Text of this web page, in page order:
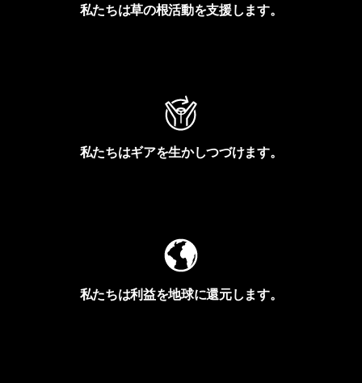
私たちは草の根活動を支援します。
私たちはギアを生かしつづけます。
私たちは利益を地球に還元します。